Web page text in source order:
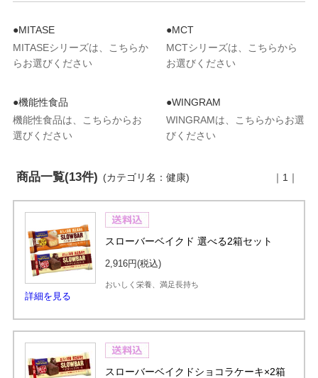
●MITASE
MITASEシリーズは、こちらか
らお選びください
●MCT
MCTシリーズは、こちらから
お選びください
●機能性食品
機能性食品は、こちらからお
選びください
●WINGRAM
WINGRAMは、こちらからお選
びください
商品一覧(13件) ｜1｜
(カテゴリ名：健康)
詳細を見る
スローバーベイクド 選べる2箱セット
2,916円(税込)
おいしく栄養、満足長持ち
スローバーベイクドショコラケーキ×2箱